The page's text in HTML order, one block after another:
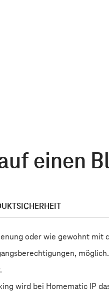
einen
oder wie gewohnt mit
möglich.
wird bei Homematic IP